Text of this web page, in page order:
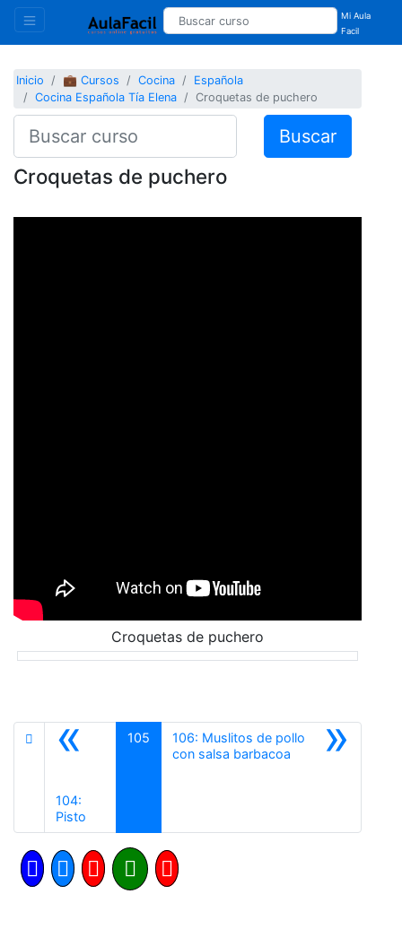
Mi Aula
Facil
Inicio 💼 Cursos Cocina
Española
Cocina Española Tía Elena
Croquetas de puchero
Buscar
Croquetas de puchero
Croquetas de puchero
«
104:
Pisto
105 »
106: Muslitos de pollo
con salsa barbacoa Siguiente